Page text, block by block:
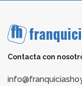
Contacta con